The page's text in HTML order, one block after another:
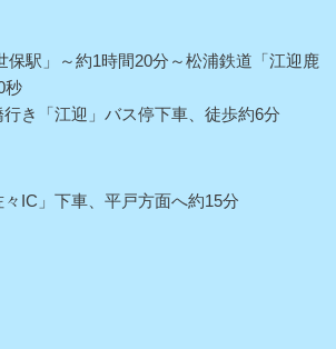
駅」～約1時間20分～松浦鉄道「江迎鹿
秒
き「江迎」バス停下車、徒歩約6分
々IC」下車、平戸方面へ約15分